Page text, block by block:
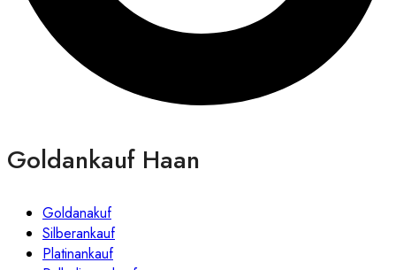
Goldankauf Haan
Goldanakuf
Silberankauf
Platinankauf